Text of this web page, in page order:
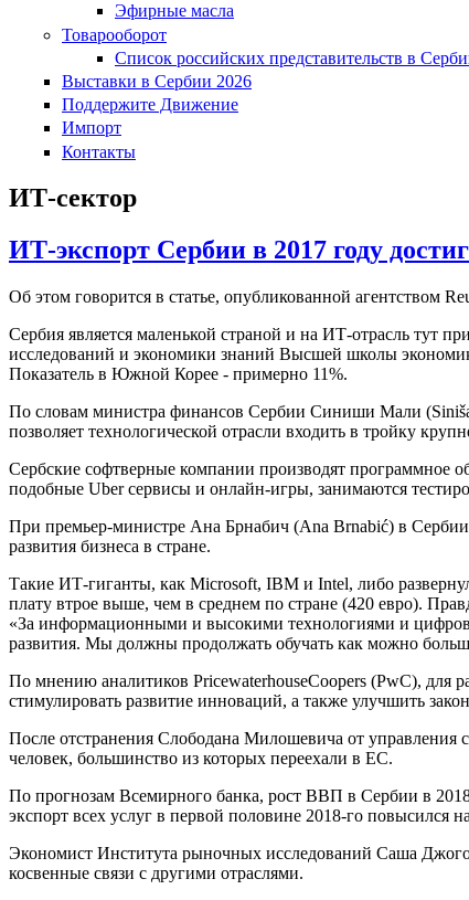
Эфирные масла
Товарооборот
Список российских представительств в
Выставки в Сербии 2026
Поддержите Движение
Импорт
Контакты
ИТ-сектор
ИТ-экспорт Сербии в 2017 году
Об этом говорится в статье, опубликованной агентством
Сербия является маленькой страной и на ИТ-отрасль тут
исследований и экономики знаний Высшей школы
Показатель в Южной Корее - примерно 11%.
По словам министра финансов Сербии Синиши Мали
позволяет технологической отрасли входить в тройку
Сербские софтверные компании производят программное
подобные Uber сервисы и онлайн-игры, занимаются
При премьер-министре Ана Брнабич (Ana Brnabić) в Сербии
развития бизнеса в стране.
Такие ИТ-гиганты, как Microsoft, IBM и Intel, либо
плату втрое выше, чем в среднем по стране (420 евро).
«За информационными и высокими технологиями и
развития. Мы должны продолжать обучать как можно
По мнению аналитиков PricewaterhouseCoopers (PwC), для
стимулировать развитие инноваций, а также улучшить
После отстранения Слободана Милошевича от управления
человек, большинство из которых переехали в ЕС.
По прогнозам Всемирного банка, рост ВВП в Сербии в
экспорт всех услуг в первой половине 2018-го
Экономист Института рыночных исследований Саша
косвенные связи с другими отраслями.